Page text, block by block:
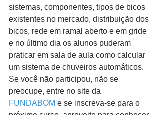
sistemas, componentes, tipos de bicos
existentes no mercado, distribuição dos
bicos, rede em ramal aberto e em gride
e no último dia os alunos puderam
praticar em sala de aula como calcular
um sistema de chuveiros automáticos.
Se você não participou, não se
preocupe, entre no site da
FUNDABOM e se inscreva-se para o